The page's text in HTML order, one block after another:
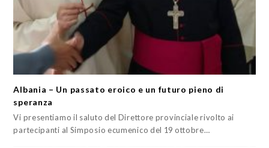
Albania – Un passato eroico e un futuro pieno di
speranza
Vi presentiamo il saluto del Direttore provinciale rivolto ai
partecipanti al Simposio ecumenico del 19 ottobre…